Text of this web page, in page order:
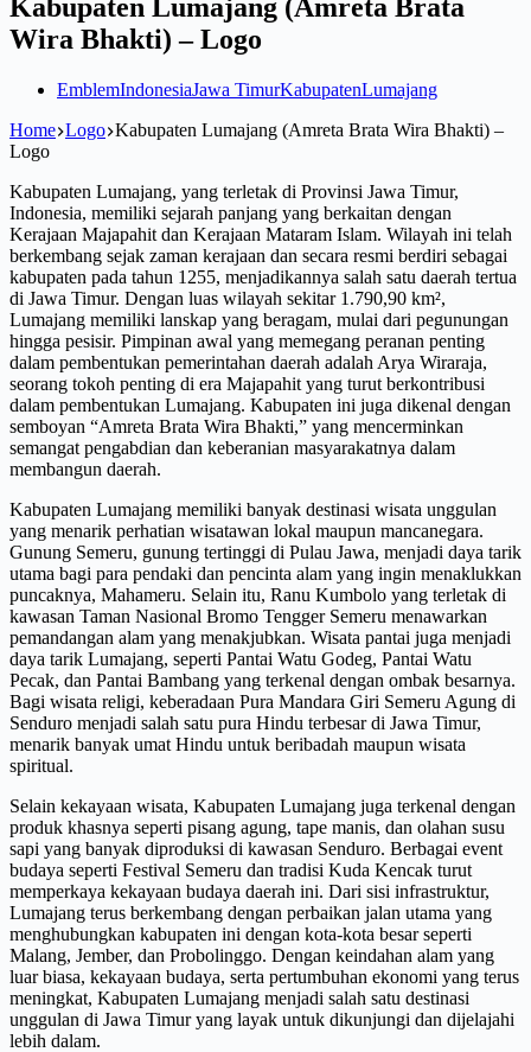
Kabupaten Lumajang (Amreta Brata
Wira Bhakti) – Logo
EmblemIndonesiaJawa TimurKabupatenLumajang
Home Logo Kabupaten Lumajang (Amreta Brata Wira Bhakti) –
Logo
Kabupaten Lumajang, yang terletak di Provinsi Jawa Timur,
Indonesia, memiliki sejarah panjang yang berkaitan dengan
Kerajaan Majapahit dan Kerajaan Mataram Islam. Wilayah ini telah
berkembang sejak zaman kerajaan dan secara resmi berdiri sebagai
kabupaten pada tahun 1255, menjadikannya salah satu daerah tertua
di Jawa Timur. Dengan luas wilayah sekitar 1.790,90 km²,
Lumajang memiliki lanskap yang beragam, mulai dari pegunungan
hingga pesisir. Pimpinan awal yang memegang peranan penting
dalam pembentukan pemerintahan daerah adalah Arya Wiraraja,
seorang tokoh penting di era Majapahit yang turut berkontribusi
dalam pembentukan Lumajang. Kabupaten ini juga dikenal dengan
semboyan “Amreta Brata Wira Bhakti,” yang mencerminkan
semangat pengabdian dan keberanian masyarakatnya dalam
membangun daerah.
Kabupaten Lumajang memiliki banyak destinasi wisata unggulan
yang menarik perhatian wisatawan lokal maupun mancanegara.
Gunung Semeru, gunung tertinggi di Pulau Jawa, menjadi daya tarik
utama bagi para pendaki dan pencinta alam yang ingin menaklukkan
puncaknya, Mahameru. Selain itu, Ranu Kumbolo yang terletak di
kawasan Taman Nasional Bromo Tengger Semeru menawarkan
pemandangan alam yang menakjubkan. Wisata pantai juga menjadi
daya tarik Lumajang, seperti Pantai Watu Godeg, Pantai Watu
Pecak, dan Pantai Bambang yang terkenal dengan ombak besarnya.
Bagi wisata religi, keberadaan Pura Mandara Giri Semeru Agung di
Senduro menjadi salah satu pura Hindu terbesar di Jawa Timur,
menarik banyak umat Hindu untuk beribadah maupun wisata
spiritual.
Selain kekayaan wisata, Kabupaten Lumajang juga terkenal dengan
produk khasnya seperti pisang agung, tape manis, dan olahan susu
sapi yang banyak diproduksi di kawasan Senduro. Berbagai event
budaya seperti Festival Semeru dan tradisi Kuda Kencak turut
memperkaya kekayaan budaya daerah ini. Dari sisi infrastruktur,
Lumajang terus berkembang dengan perbaikan jalan utama yang
menghubungkan kabupaten ini dengan kota-kota besar seperti
Malang, Jember, dan Probolinggo. Dengan keindahan alam yang
luar biasa, kekayaan budaya, serta pertumbuhan ekonomi yang terus
meningkat, Kabupaten Lumajang menjadi salah satu destinasi
unggulan di Jawa Timur yang layak untuk dikunjungi dan dijelajahi
lebih dalam.